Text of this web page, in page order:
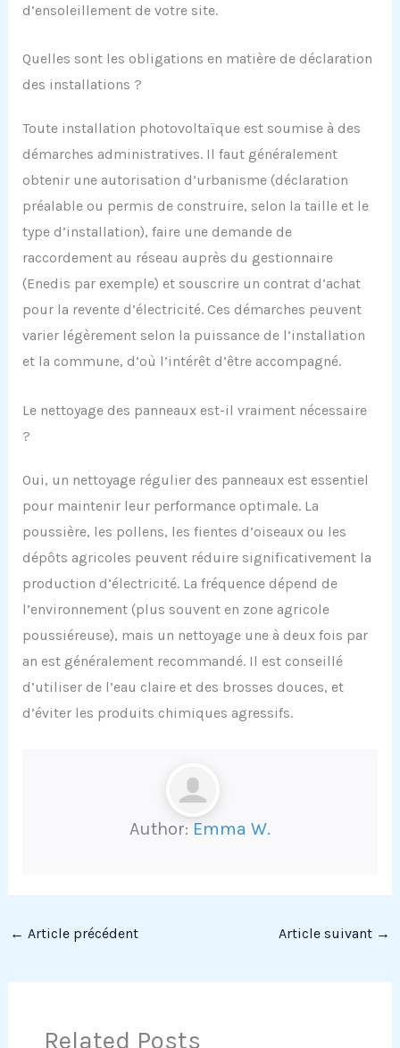
d’ensoleillement de votre site.
Quelles sont les obligations en matière de déclaration
des installations ?
Toute installation photovoltaïque est soumise à des
démarches administratives. Il faut généralement
obtenir une autorisation d’urbanisme (déclaration
préalable ou permis de construire, selon la taille et le
type d’installation), faire une demande de
raccordement au réseau auprès du gestionnaire
(Enedis par exemple) et souscrire un contrat d’achat
pour la revente d’électricité. Ces démarches peuvent
varier légèrement selon la puissance de l’installation
et la commune, d’où l’intérêt d’être accompagné.
Le nettoyage des panneaux est-il vraiment nécessaire
?
Oui, un nettoyage régulier des panneaux est essentiel
pour maintenir leur performance optimale. La
poussière, les pollens, les fientes d’oiseaux ou les
dépôts agricoles peuvent réduire significativement la
production d’électricité. La fréquence dépend de
l’environnement (plus souvent en zone agricole
poussiéreuse), mais un nettoyage une à deux fois par
an est généralement recommandé. Il est conseillé
d’utiliser de l’eau claire et des brosses douces, et
d’éviter les produits chimiques agressifs.
Author: Emma W.
← Article précédent Article suivant →
Related Posts